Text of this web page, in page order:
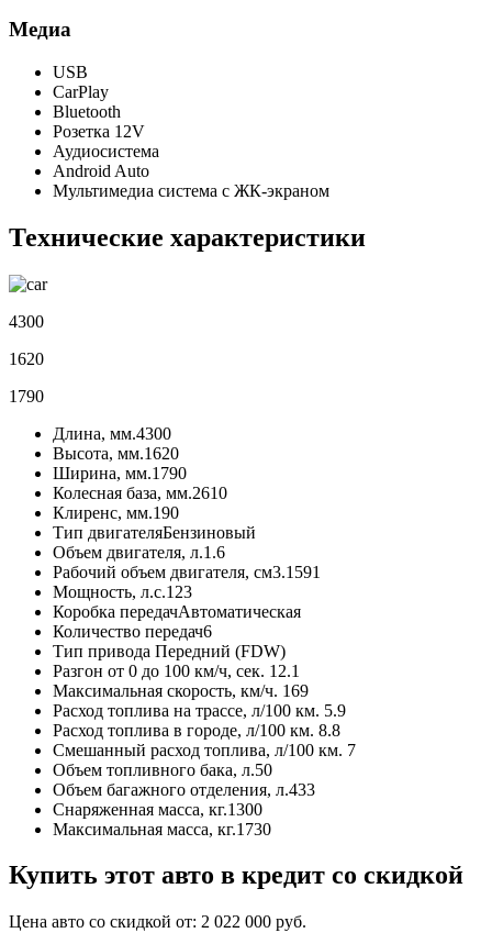
Медиа
USB
CarPlay
Bluetooth
Розетка 12V
Аудиосистема
Android Auto
Мультимедиа система с ЖК-экраном
Технические характеристики
4300
1620
1790
Длина, мм.4300
Высота, мм.1620
Ширина, мм.1790
Колесная база, мм.2610
Клиренс, мм.190
Тип двигателяБензиновый
Объем двигателя, л.1.6
Рабочий объем двигателя, см3.1591
Мощность, л.с.123
Коробка передачАвтоматическая
Количество передач6
Тип привода Передний (FDW)
Разгон от 0 до 100 км/ч, сек. 12.1
Максимальная скорость, км/ч. 169
Расход топлива на трассе, л/100 км. 5.9
Расход топлива в городе, л/100 км. 8.8
Смешанный расход топлива, л/100 км. 7
Объем топливного бака, л.50
Объем багажного отделения, л.433
Снаряженная масса, кг.1300
Максимальная масса, кг.1730
Купить этот авто в кредит со скидкой
Цена авто со скидкой от: 2 022 000 руб.